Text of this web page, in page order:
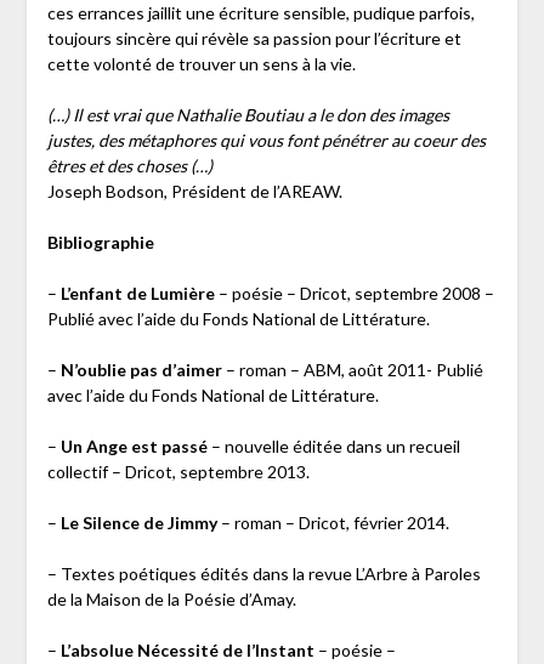
ces errances jaillit une écriture sensible, pudique parfois,
toujours sincère qui révèle sa passion pour l’écriture et
cette volonté de trouver un sens à la vie.
(…) Il est vrai que Nathalie Boutiau a le don des images
justes, des métaphores qui vous font pénétrer au coeur des
êtres et des choses (…)
Joseph Bodson, Président de l’AREAW.
Bibliographie
– L’enfant de Lumière– poésie – Dricot, septembre 2008 –
Publié avec l’aide du Fonds National de Littérature.
– N’oublie pas d’aimer– roman – ABM, août 2011- Publié
avec l’aide du Fonds National de Littérature.
– Un Ange est passé– nouvelle éditée dans un recueil
collectif – Dricot, septembre 2013.
– Le Silence de Jimmy– roman – Dricot, février 2014.
– Textes poétiques édités dans la revue L’Arbre à Paroles
de la Maison de la Poésie d’Amay.
– L’absolue Nécessité de l’Instant – poésie –